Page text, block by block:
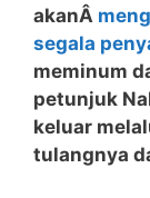
akanÂ
segala
meminum
petunjuk
keluar
tulangnya